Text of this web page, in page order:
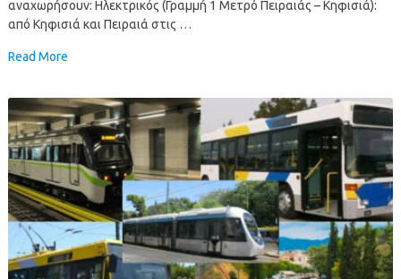
αναχωρήσουν: Ηλεκτρικός (Γραμμή 1 Μετρό Πειραιάς – Κηφισιά):
από Κηφισιά και Πειραιά στις …
Read More